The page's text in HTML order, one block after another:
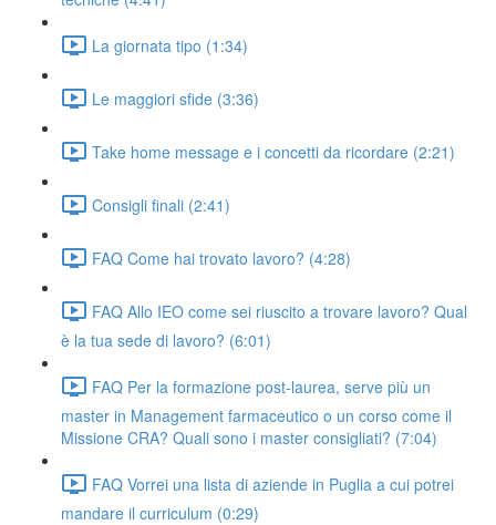
La giornata tipo (1:34)
Le maggiori sfide (3:36)
Take home message e i concetti da ricordare (2:21)
Consigli finali (2:41)
FAQ Come hai trovato lavoro? (4:28)
FAQ Allo IEO come sei riuscito a trovare lavoro? Qual
è la tua sede di lavoro? (6:01)
FAQ Per la formazione post-laurea, serve più un
master in Management farmaceutico o un corso come il
Missione CRA? Quali sono i master consigliati? (7:04)
FAQ Vorrei una lista di aziende in Puglia a cui potrei
mandare il curriculum (0:29)